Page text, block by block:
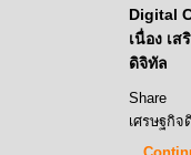
Digital
เนื่อง เ
ดิจิทัล
Share
เศรษฐกิ